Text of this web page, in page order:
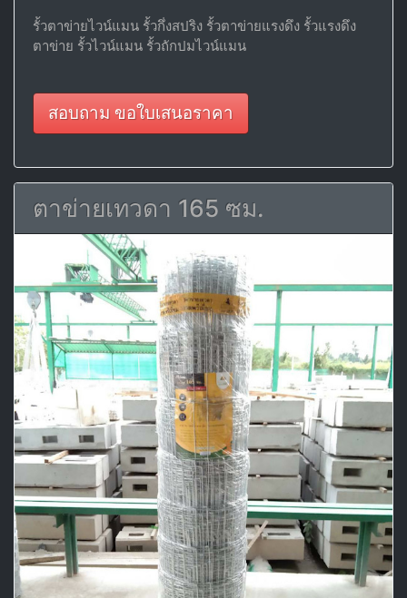
รั้วตาข่ายไวน์แมน รั้วกึ่งสปริง รั้วตาข่ายแรงดึง รั้วแรงดึง
ตาข่าย รั้วไวน์แมน รั้วถักปมไวน์แมน
สอบถาม ขอใบเสนอราคา
ตาข่ายเทวดา 165 ซม.